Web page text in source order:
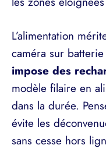
L’alimentation
caméra sur
impose des
modèle filaire en
dans la durée.
évite les
sans cesse hors